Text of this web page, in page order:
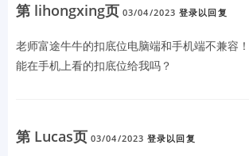
第 lihongxing页 03/04/2023 登录以回复
老师富途牛牛的扣底位电脑端和手机端不兼容
能在手机上看的扣底位给我吗？
第 Lucas页 03/04/2023 登录以回复